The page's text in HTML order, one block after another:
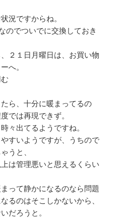
況ですからね。
のでついでに交換しておき
２１日月曜日は、お買い物
へ。
ら、十分に暖まってるの
では再現できず。
々出てるようですね。
すいようですが、うちので
うと、
は管理悪いと思えるくらい
って静かになるのなら問題
るのはそこしかないから、
だろうと。